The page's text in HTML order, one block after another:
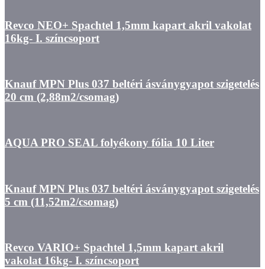
Revco NEO+ Spachtel 1,5mm kapart akril vakolat
16kg- I. színcsoport
Knauf MPN Plus 037 beltéri ásványgyapot szigetelés
20 cm (2,88m2/csomag)
AQUA PRO SEAL folyékony fólia 10 Liter
Knauf MPN Plus 037 beltéri ásványgyapot szigetelés
5 cm (11,52m2/csomag)
Revco VARIO+ Spachtel 1,5mm kapart akril
vakolat 16kg- I. színcsoport